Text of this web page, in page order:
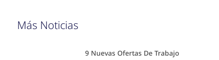
Más Noticias
9 Nuevas Ofertas De Trabajo